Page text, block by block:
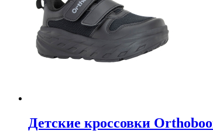
Детские кроссовки